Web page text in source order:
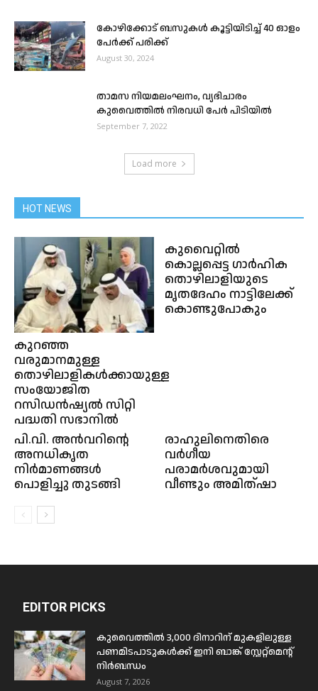
കോഴിക്കോട് ബസുകൾ കൂട്ടിയിടിച്ച് 40 ഓളം
പേർക്ക് പരിക്ക്
August 30, 2024
താമസ നിയമലംഘനം, വ്യഭിചാരം
കുവൈത്തിൽ നിരവധി പേർ പിടിയിൽ
September 7, 2022
Load more
HOT NEWS
കുറഞ്ഞ
വരുമാനമുള്ള
തൊഴിലാളികൾക്കായുള്ള
സംയോജിത
റസിഡൻഷ്യൽ സിറ്റി
പദ്ധതി സഭാനിൽ
കുവൈറ്റിൽ
കൊല്ലപ്പെട്ട ഗാർഹിക
തൊഴിലാളിയുടെ
മൃതദേഹം നാട്ടിലേക്ക്
കൊണ്ടുപോകും
പി.വി. അന്‍വറിന്റെ
അനധികൃത
നിര്‍മാണങ്ങള്‍
പൊളിച്ചു തുടങ്ങി
രാഹുലിനെതിരെ
വർഗീയ
പരാമർശവുമായി
വീണ്ടും അമിത്ഷാ
EDITOR PICKS
കുവൈത്തിൽ 3,000 ദിനാറിന് മുകളിലുള്ള
പണമിടപാടുകൾക്ക് ഇനി ബാങ്ക് സ്റ്റേറ്റ്മെന്റ്
നിർബന്ധം
August 7, 2026